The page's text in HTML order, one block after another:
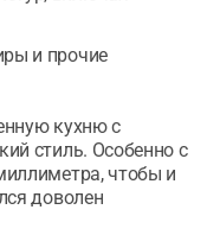
и прочие
кухню с
стиль. Особенно с
чтобы и
доволен